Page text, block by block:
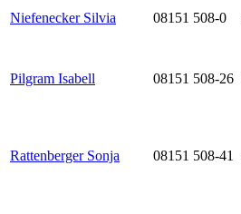
Niefenecker Silvia 08151 508-0
Pilgram Isabell 08151 508-26
Rattenberger Sonja 08151 508-41